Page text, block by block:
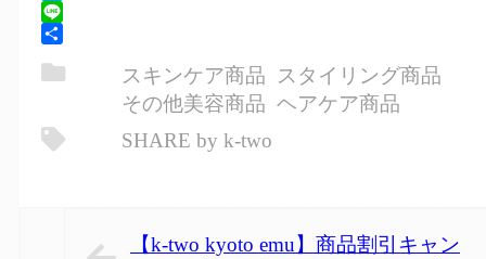
Hatena
Line
有
スキンケア商品
スタイリング商品
その他美容商品 ヘアケア商品
SHARE by k-two
【k-two kyoto emu】商品割引キャン